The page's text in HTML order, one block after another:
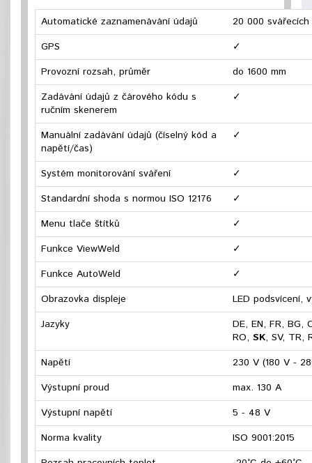
Automatické zaznamenávání údajů
20 000
GPS
✓
Provozní rozsah, průměr
do 1600 mm
Zadávání údajů z čárového kódu s
ručním skenerem
✓
Manuální zadávání údajů (číselný kód a
napětí/čas)
✓
Systém monitorování sváření
✓
Standardní shoda s normou ISO 12176
✓
Menu tlače štítků
✓
Funkce ViewWeld
✓
Funkce AutoWeld
✓
Obrazovka displeje
LED podsvícení,
Jazyky
DE, EN, FR, BG,
RO, SK, SV, TR,
Napětí
230 V (180 V -
Výstupní proud
max. 130 A
Výstupní napětí
5 - 48 V
Norma kvality
ISO 9001:2015